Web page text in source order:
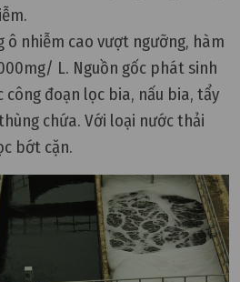
ô nhiễm cao vượt ngưỡng, hàm
L. Nguồn gốc phát sinh
công đoạn lọc bia, nấu bia, tẩy
chứa. Với loại nước thải
bớt cặn.